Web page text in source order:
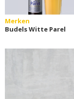
Merken
Budels Witte Parel